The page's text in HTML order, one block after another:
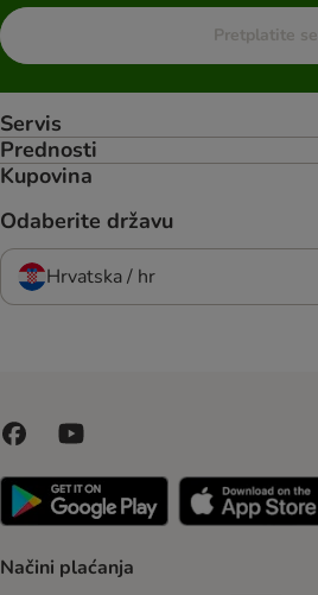
Pretplatite se
Servis
Prednosti
Kupovina
Odaberite državu
Hrvatska / hr
Načini plaćanja